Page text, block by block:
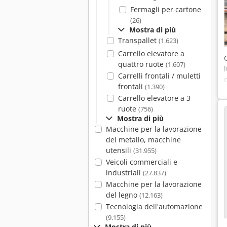
Fermagli per cartone
(26)
Mostra di più
Transpallet (1.623)
Carrello elevatore a
quattro ruote (1.607)
Carrelli frontali / muletti
frontali (1.390)
Carrello elevatore a 3
ruote (756)
Mostra di più
Macchine per la lavorazione
del metallo, macchine
utensili (31.955)
Veicoli commerciali e
industriali (27.837)
Macchine per la lavorazione
del legno (12.163)
Tecnologia dell'automazione
(9.155)